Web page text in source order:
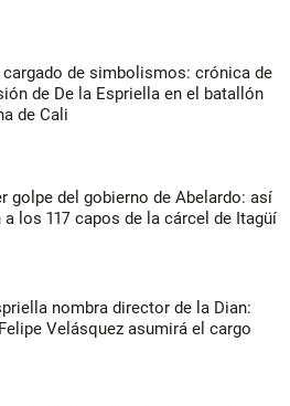
cargado de simbolismos: crónica de
de De la Espriella en el batallón
de Cali
golpe del gobierno de Abelardo: así
a los 117 capos de la cárcel de Itagüí
nombra director de la Dian:
Velásquez asumirá el cargo